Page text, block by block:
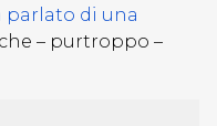
parlato di una
che – purtroppo –